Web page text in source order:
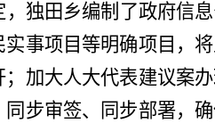
独田 乡编制了政府信
事项目等明确项目，
加大人大代表建议案
步审签、同步部署，